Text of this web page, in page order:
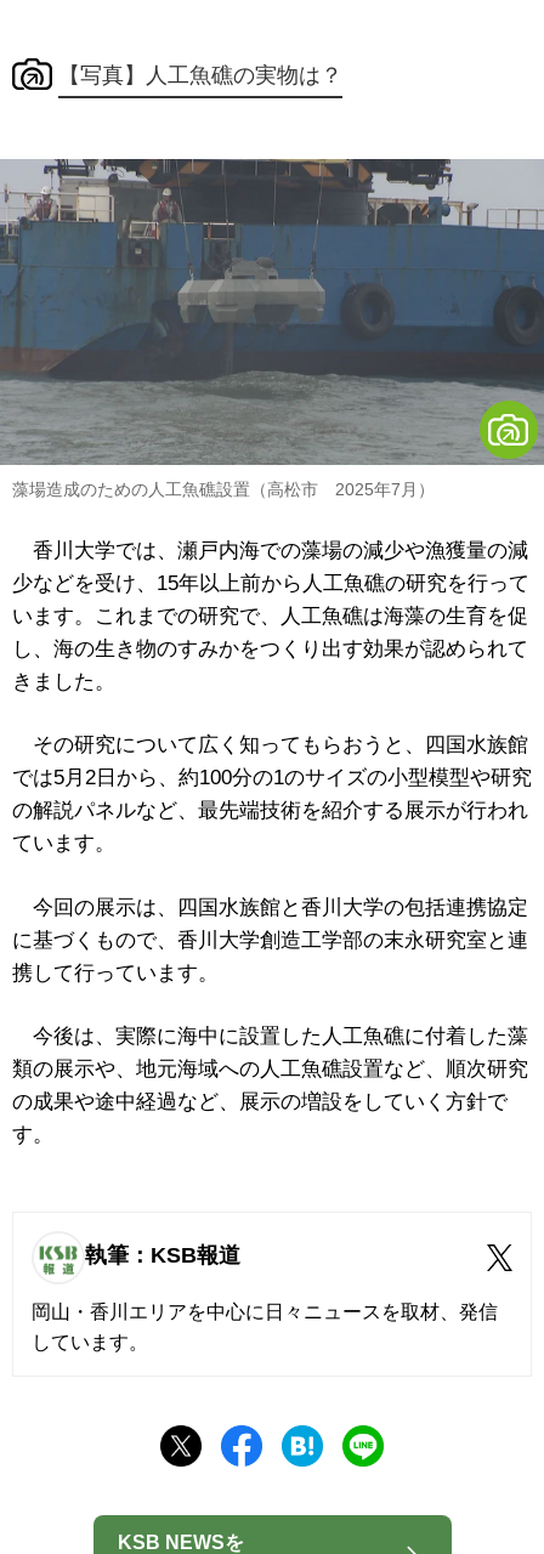
【写真】人工魚礁の実物は？
藻場造成のための人工魚礁設置（高松市 2025年7月）
香川大学では、瀬戸内海での藻場の減少や漁獲量の減
少などを受け、15年以上前から人工魚礁の研究を行って
います。これまでの研究で、人工魚礁は海藻の生育を促
し、海の生き物のすみかをつくり出す効果が認められて
きました。
その研究について広く知ってもらおうと、四国水族館
では5月2日から、約100分の1のサイズの小型模型や研究
の解説パネルなど、最先端技術を紹介する展示が行われ
ています。
今回の展示は、四国水族館と香川大学の包括連携協定
に基づくもので、香川大学創造工学部の末永研究室と連
携して行っています。
今後は、実際に海中に設置した人工魚礁に付着した藻
類の展示や、地元海域への人工魚礁設置など、順次研究
の成果や途中経過など、展示の増設をしていく方針で
す。
執筆：KSB報道
岡山・香川エリアを中心に日々ニュースを取材、発信
しています。
KSB NEWSを